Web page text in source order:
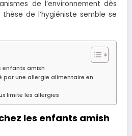
de l’environnement dès
de l’hygiéniste semble se
enfants amish
par une allergie alimentaire en
limite les allergies
les enfants amish